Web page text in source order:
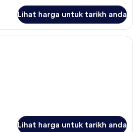
Lihat harga untuk tarikh anda
Lihat harga untuk tarikh anda